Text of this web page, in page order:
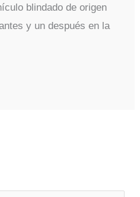
blindado de origen
y un después en la